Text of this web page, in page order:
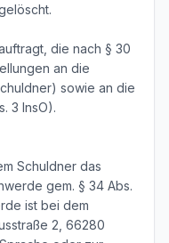
die nach § 30
an die
sowie an die
3 InsO).
Schuldner das
gem. § 34 Abs.
ist bei dem
2, 66280